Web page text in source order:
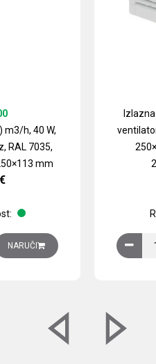
lim količina
m3/h, 40 W,
RAL 7035,
mm
€
m3/h, 40 W, 230V AC, 50/60
NARUČI